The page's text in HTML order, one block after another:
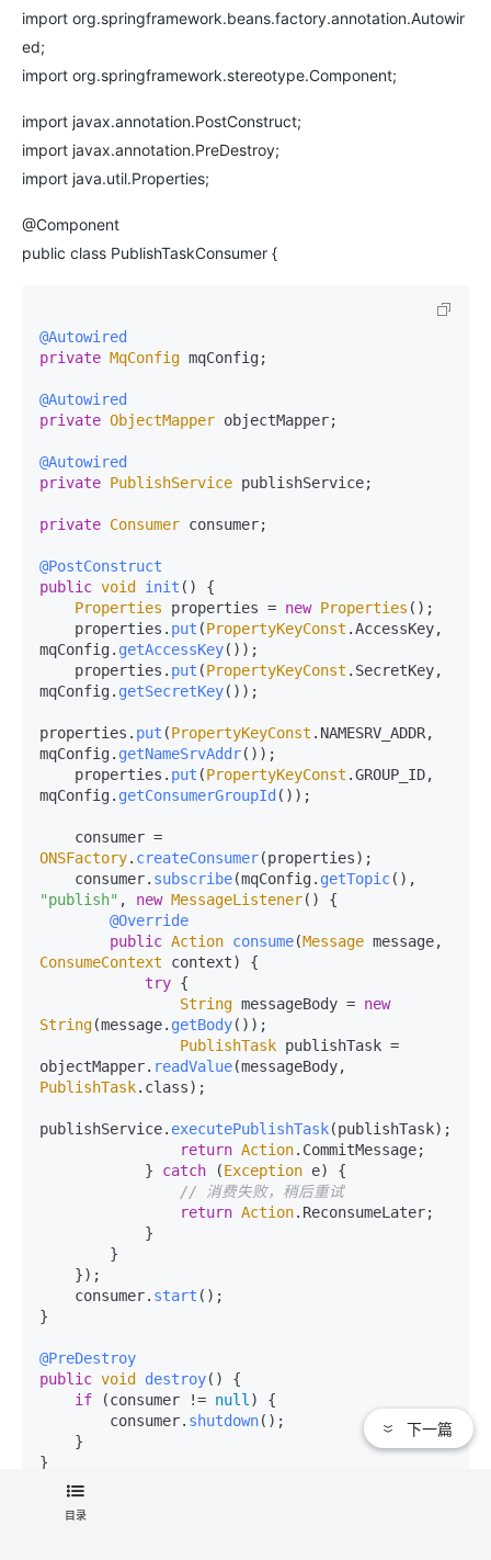
import org.springframework.beans.factory.annotation.Autowir
ed;
import org.springframework.stereotype.Component;
import javax.annotation.PostConstruct;
import javax.annotation.PreDestroy;
import java.util.Properties;
@Component
public class PublishTaskConsumer {
@Autowired
private MqConfig mqConfig;
@Autowired
private ObjectMapper objectMapper;
@Autowired
private PublishService publishService;
private Consumer consumer;
@PostConstruct
public void init ( ) {
Properties properties = new Properties ();
    properties.
put (PropertyKeyConst .AccessKey,
mqConfig. getAccessKey());
    properties.
put (PropertyKeyConst . SecretKey,
mqConfig. getSecretKey());
properties. put (PropertyKeyConst . NAMESRV_ADDR,
mqConfig. getNameSrvAddr());
    properties.
put (PropertyKeyConst .GROUP_ID,
mqConfig. getConsumerGroupId ());
ONSFactory. createConsumer(properties);
    consumer.
subscribe(mqConfig. getTopic
"publish" , new MessageListener() {
@Override
public Action consume(Message
ConsumeContext context) {
try {
String messageBody = new
String(message. getBody());
PublishTask publishTask =
objectMapper. readValue
PublishTask. class);
publishService. executePublishTask(publishTask);
return Action. CommitMessage;
            }
catch (Exception e) {
// 消费失败，稍后重试
return Action. ReconsumeLater;
    consumer.
start ();
}
@PreDestroy
public void destroy( ) {
if (consumer != null ) {
        consumer.
shutdown();
目录
下一篇